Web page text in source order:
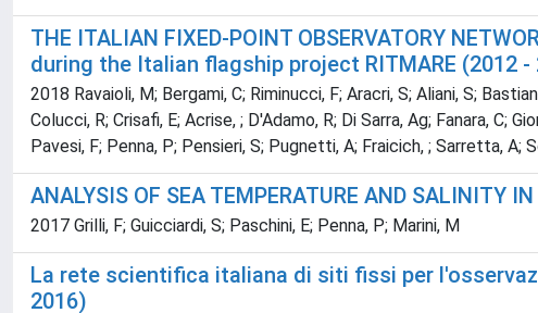
THE ITALIAN FIXED-POINT OBSERVATORY
during the Italian flagship project RITMARE (2012 -
2018 Ravaioli, M; Bergami, C; Riminucci, F; Aracri, S; Aliani, S;
Colucci, R; Crisafi, E; Acrise, ; D'Adamo, R; Di Sarra, Ag; Fanara, C;
Pavesi, F; Penna, P; Pensieri, S; Pugnetti, A; Fraicich, ; Sarretta,
ANALYSIS OF SEA TEMPERATURE AND SALINITY
2017 Grilli, F; Guicciardi, S; Paschini, E; Penna, P; Marini, M
La rete scientifica italiana di siti fissi per
2016)